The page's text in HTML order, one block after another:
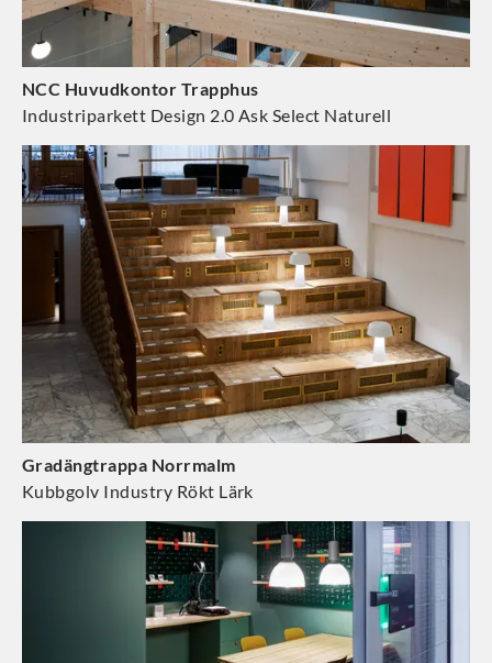
NCC Huvudkontor Trapphus
Industriparkett Design 2.0 Ask Select Naturell
Gradängtrappa Norrmalm
Kubbgolv Industry Rökt Lärk